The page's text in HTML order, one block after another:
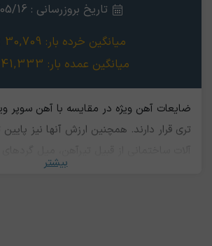
تاریخ بروزرسانی : 05/05/16
میانگین خرده بار: 30,709
میانگین عمده بار: 41,333
ضایعات آهن ویژه در مقایسه با آهن سوپر
تری قرار دارند. همچنین ارزش آنها نیز
ناودانی و لوله های ضخیم، شاسی
بیشتر